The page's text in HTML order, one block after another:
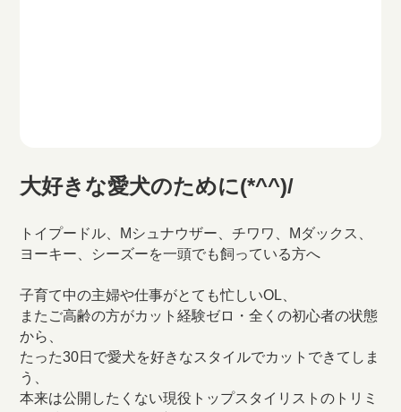
大好きな愛犬のために(*^^)/
トイプードル、Mシュナウザー、チワワ、Mダックス、
ヨーキー、シーズーを一頭でも飼っている方へ
子育て中の主婦や仕事がとても忙しいOL、
またご高齢の方がカット経験ゼロ・全くの初心者の状態
から、
たった30日で愛犬を好きなスタイルでカットできてしま
う、
本来は公開したくない現役トップスタイリストのトリミ